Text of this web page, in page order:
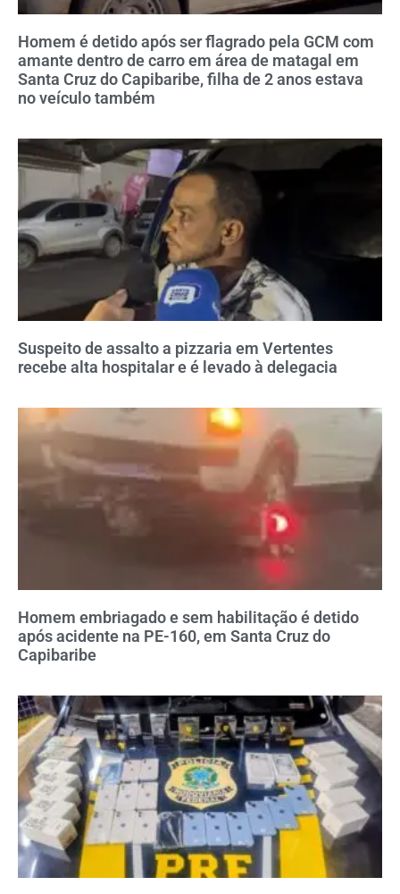
Homem é detido após ser flagrado pela GCM com
amante dentro de carro em área de matagal em
Santa Cruz do Capibaribe, filha de 2 anos estava
no veículo também
Suspeito de assalto a pizzaria em Vertentes
recebe alta hospitalar e é levado à delegacia
Homem embriagado e sem habilitação é detido
após acidente na PE-160, em Santa Cruz do
Capibaribe